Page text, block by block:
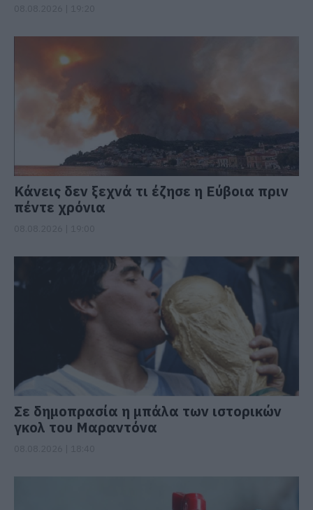
Κάνεις δεν ξεχνά τι έζησε η Εύβοια πριν
πέντε χρόνια
Σε δημοπρασία η μπάλα των ιστορικών
γκολ του Μαραντόνα